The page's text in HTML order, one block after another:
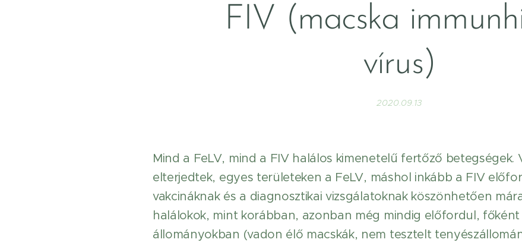
FIV (macska
vírus)
2020.09.13
Mind a FeLV, mind a FIV halálos kimenetelű fertőző betegségek.
elterjedtek, egyes területeken a FeLV, máshol inkább a FIV
vakcináknak és a diagnosztikai vizsgálatoknak köszönhetően
halálokok, mint korábban, azonban még mindig előfordul,
állományokban (vadon élő macskák, nem tesztelt